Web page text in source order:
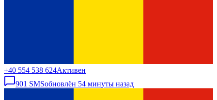
+40 554 538 624Активен
901 SMSобновлён 54 минуты назад